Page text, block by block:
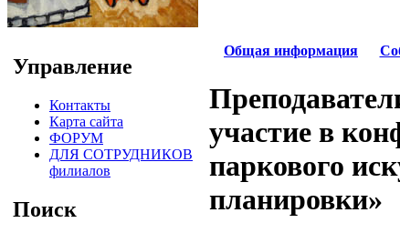
Управление
Контакты
Карта сайта
ФОРУМ
ДЛЯ СОТРУДНИКОВ
филиалов
Поиск
Общая информация
участие в
паркового
планировки»